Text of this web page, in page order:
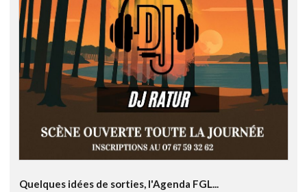
Quelques idées de sorties, l'Agenda FGL...